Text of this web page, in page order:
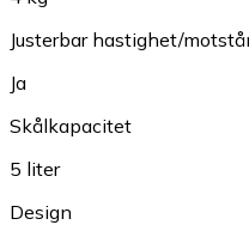
Justerbar hastighet/
Ja
Skålkapacitet
5 liter
Design